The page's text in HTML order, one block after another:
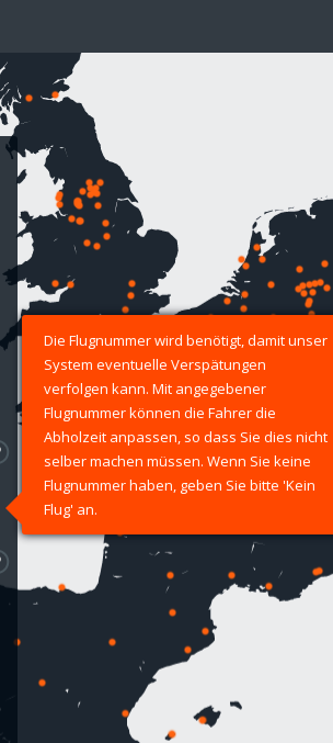
Die Flugnummer wird benötigt, damit unser
System eventuelle Verspätungen
verfolgen kann. Mit angegebener
Flugnummer können die Fahrer die
Abholzeit anpassen, so dass Sie dies nicht
selber machen müssen. Wenn Sie keine
Flugnummer haben, geben Sie bitte 'Kein
Flug' an.